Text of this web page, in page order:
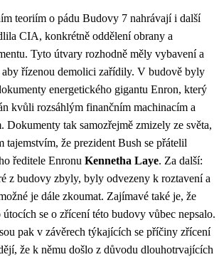
teoriím o pádu Budovy 7 nahrávají i další
CIA, konkrétně oddělení obrany a
Tyto útvary rozhodně měly vybavení a
řízenou demolici zařídily. V budově byly
energetického gigantu Enron, který
kvůli rozsáhlým finančním machinacím a
Dokumenty tak samozřejmě zmizely ze světa,
tajemstvím, že prezident Bush se přátelil
ředitele Enronu Kennetha Laye. Za další:
z budovy zbyly, byly odvezeny k roztavení a
je dále zkoumat. Zajímavé také je, že
se o zřícení této budovy vůbec nepsalo.
pak v závěrech týkajících se příčiny zřícení
že k němu došlo z důvodu dlouhotrvajících